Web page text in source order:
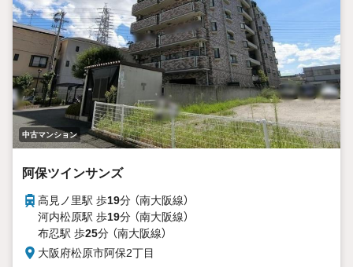
中古マンション
阿保ツインサンズ
高見ノ里駅 歩19分 （南大阪線）
河内松原駅 歩19分 （南大阪線）
布忍駅 歩25分 （南大阪線）
大阪府松原市阿保2丁目